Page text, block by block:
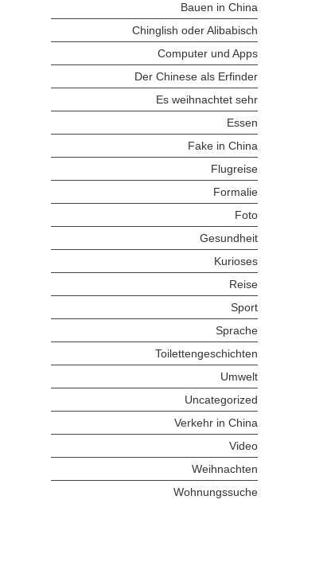
Bauen in China
Chinglish oder Alibabisch
Computer und Apps
Der Chinese als Erfinder
Es weihnachtet sehr
Essen
Fake in China
Flugreise
Formalie
Foto
Gesundheit
Kurioses
Reise
Sport
Sprache
Toilettengeschichten
Umwelt
Uncategorized
Verkehr in China
Video
Weihnachten
Wohnungssuche